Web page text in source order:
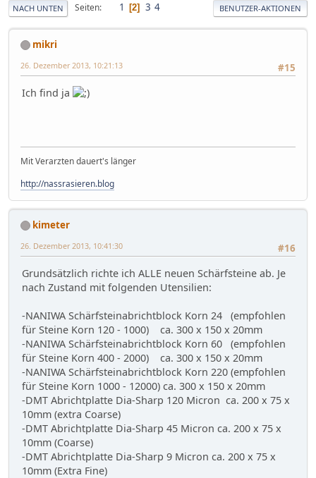
NACH UNTEN Seiten 1 2 3 4 BENUTZER-AKTIONEN
mikri
#15
26. Dezember 2013, 10:21:13
Ich find ja
Mit Verarzten dauert's länger
http://nassrasieren.blog
kimeter
#16
26. Dezember 2013, 10:41:30
Grundsätzlich richte ich ALLE neuen Schärfsteine ab. Je
nach Zustand mit folgenden Utensilien:
-NANIWA Schärfsteinabrichtblock Korn 24 (empfohlen
für Steine Korn 120 - 1000) ca. 300 x 150 x 20mm
-NANIWA Schärfsteinabrichtblock Korn 60 (empfohlen
für Steine Korn 400 - 2000) ca. 300 x 150 x 20mm
-NANIWA Schärfsteinabrichtblock Korn 220 (empfohlen
für Steine Korn 1000 - 12000) ca. 300 x 150 x 20mm
-DMT Abrichtplatte Dia-Sharp 120 Micron ca. 200 x 75 x
10mm (extra Coarse)
-DMT Abrichtplatte Dia-Sharp 45 Micron ca. 200 x 75 x
10mm (Coarse)
-DMT Abrichtplatte Dia-Sharp 9 Micron ca. 200 x 75 x
10mm (Extra Fine)